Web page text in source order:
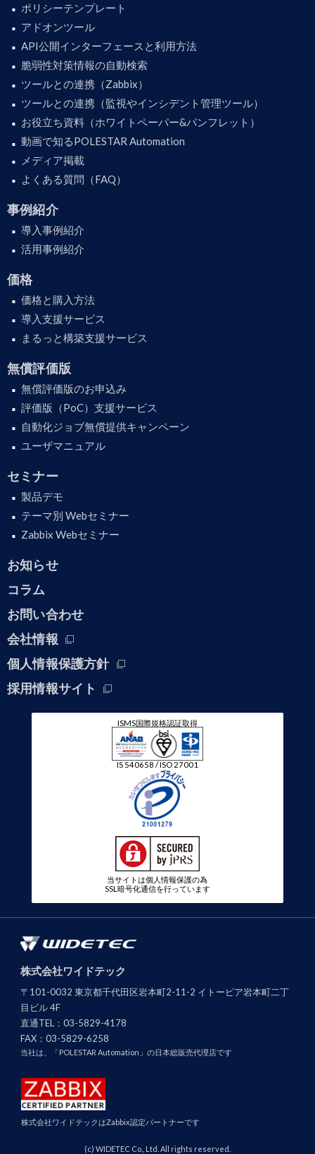
ポリシーテンプレート
アドオンツール
API公開インターフェースと利用方法
脆弱性対策情報の自動検索
ツールとの連携（Zabbix）
ツールとの連携（監視やインシデント管理ツール）
お役立ち資料（ホワイトペーパー&パンフレット）
動画で知るPOLESTAR Automation
メディア掲載
よくある質問（FAQ）
事例紹介
導入事例紹介
活用事例紹介
価格
価格と購入方法
導入支援サービス
まるっと構築支援サービス
無償評価版
無償評価版のお申込み
評価版（PoC）支援サービス
自動化ジョブ無償提供キャンペーン
ユーザマニュアル
セミナー
製品デモ
テーマ別 Webセミナー
Zabbix Webセミナー
お知らせ
コラム
お問い合わせ
会社情報
個人情報保護方針
採用情報サイト
ISMS国際規格認証取得
IS 540658 / ISO 27001
当サイトは個人情報保護の為
SSL暗号化通信を行っています
株式会社ワイドテック
〒101-0032 東京都千代田区岩本町2-11-2 イトーピア岩本町二丁
目ビル 4F
直通TEL：03-5829-4178
FAX：03-5829-6258
当社は、「POLESTAR Automation」の日本総販売代理店です
株式会社ワイドテックはZabbix認定パートナーです
(c) WIDETEC Co., Ltd. All rights reserved.